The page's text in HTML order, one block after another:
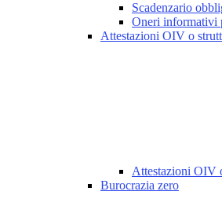
Scadenzario
Oneri informativi
Attestazioni OIV o
Attestazioni OIV
Burocrazia zero